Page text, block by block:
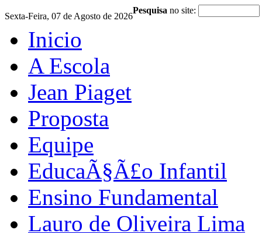
Sexta-Feira, 07 de Agosto de 2026
Pesquisa no site:
Inicio
A Escola
Jean Piaget
Proposta
Equipe
EducaÃ§Ã£o Infantil
Ensino Fundamental
Lauro de Oliveira Lima